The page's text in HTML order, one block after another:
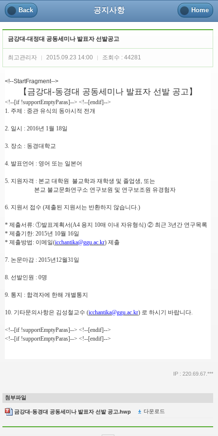
Back 공지사항 Home
금강대-대정대 공동세미나 발표자 선발공고
최고관리자 2015.09.23 14:00 조회수 : 44281
<!--StartFragment-->
【 금강대-동경대 공동세미나 발표자 선발 공고 】
<!--[if !supportEmptyParas]--> <!--[endif]-->
1. 주제 : 중관 유식의 동아시적 전개
2. 일시 : 2016년 1월 18일
3. 장소 : 동경대학교
4. 발표언어 : 영어 또는 일본어
5. 지원자격 : 본교 대학원 불교학과 재학생 및 졸업생, 또는
본교 불교문화연구소 연구보원 및 연구보조원 유경험자
6. 지원서 접수 (제출된 지원서는 반환하지 않습니다.)
* 제출서류: ①발표계획서(A4 용지 10매 이내 자유형식) ② 최근 3년간 연구목록
* 제출기한: 2015년 10월 16일
* 제출방법 : 이메일(icchantika@ggu.ac.kr) 제출
7. 논문마감 : 2015년12월31일
8. 선발인원 : 0명
9. 통지 : 합격자에 한해 개별통지
10. 기타문의사항은 김성철교수 (icchantika@ggu.ac.kr) 로 하시기 바랍니다.
<!--[if !supportEmptyParas]--> <!--[endif]-->
<!--[if !supportEmptyParas]--> <!--[endif]-->
IP : 220.69.67.***
첨부파일
금강대-동경대 공동세미나 발표자 선발 공고.hwp 다운로드